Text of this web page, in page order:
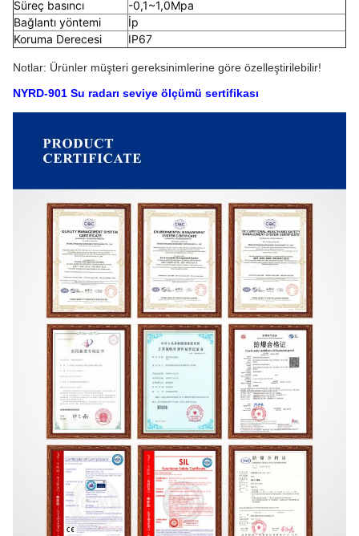
Süreç basıncı
-0,1~1,0Mpa
Bağlantı yöntemi
İp
Koruma Derecesi
IP67
Notlar: Ürünler müşteri gereksinimlerine göre özelleştirilebilir!
NYRD-901 Su radarı seviye ölçümü sertifikası